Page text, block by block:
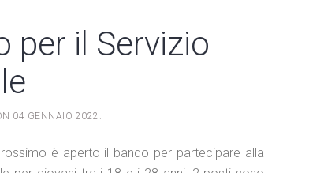
per il Servizio
04 GENNAIO 2022 .
è aperto il bando per partecipare alla